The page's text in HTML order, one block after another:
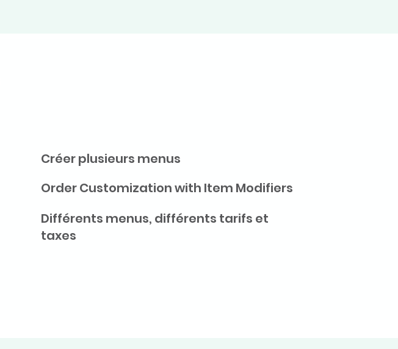
Créer plusieurs menus
Order Customization with Item Modifiers
Différents menus, différents tarifs et
taxes